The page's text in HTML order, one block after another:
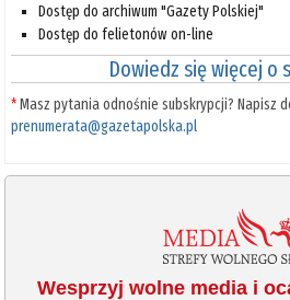
Dostęp do archiwum "Gazety Polskiej"
Dostęp do felietonów on-line
Dowiedz się więcej o
*Masz pytania odnośnie subskrypcji? Napisz
prenumerata@gazetapolska.pl
Wesprzyj wolne media i